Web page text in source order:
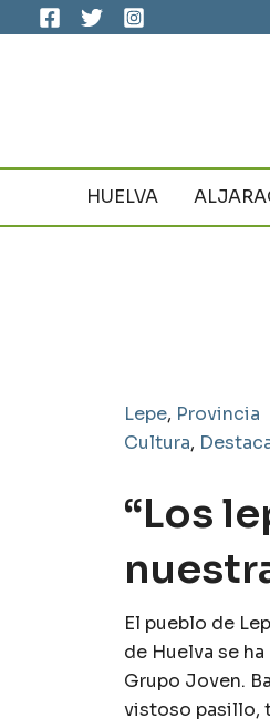
al
HUELVA
Lepe, Provincia
Cultura,
“Los
El pueblo de
de Huelva se
Grupo Joven.
vistoso pasillo,